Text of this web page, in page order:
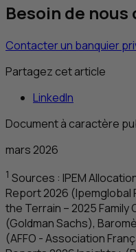
Besoin de
Contacter un banquier
Partagez cet article
LinkedIn
Document à caractère
mars 2026
1 Sources : IPEM
Report 2026 (Ipemglobal
the Terrain – 2025
(Goldman Sachs),
(AFFO - Association